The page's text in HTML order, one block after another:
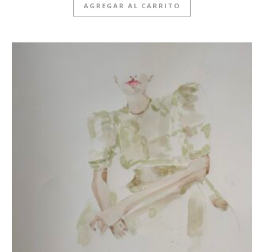
AGREGAR AL CARRITO